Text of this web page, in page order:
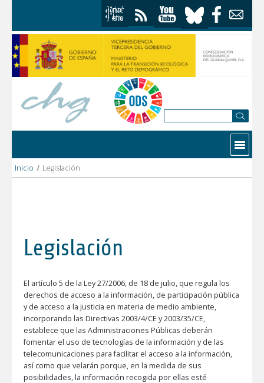
Contactar
Inicio / Legislación
Legislación
El artículo 5 de la Ley 27/2006, de 18 de julio, que regula los
derechos de acceso a la información, de participación pública
y de acceso a la justicia en materia de medio ambiente,
incorporando las Directivas 2003/4/CE y 2003/35/CE,
establece que las Administraciones Públicas deberán
fomentar el uso de tecnologías de la información y de las
telecomunicaciones para facilitar el acceso a la información,
así como que velarán porque, en la medida de sus
posibilidades, la información recogida por ellas esté